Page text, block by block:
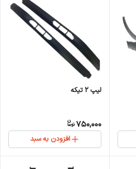
لیپ 2 تیکه
750,000
افزودن به سبد